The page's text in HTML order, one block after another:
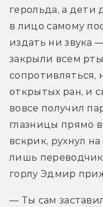
герольда, а дети
в лицо самому
издать ни звука
закрыли всем
сопротивляться,
открытых ран, и
вовсе получил
глазницы прямо
вскрик, рухнул
лишь
горлу Эдмир
— Ты сам